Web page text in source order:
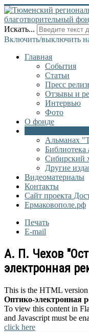
Искать...
Включить/выключить
Главная
События
Статьи
Пресс
Отзывы и
Интервью
Фото
О фонде
Альманах
Библиотека
Сибирский
Другие
Видеоматериалы
Контакты
Сайт проекта
Ермаковополе.рф
Печать
E-mail
А. П. Чехов
электронная
This is the HTML
Оптико-электронная
To view this content in
and Javascript must be
click here